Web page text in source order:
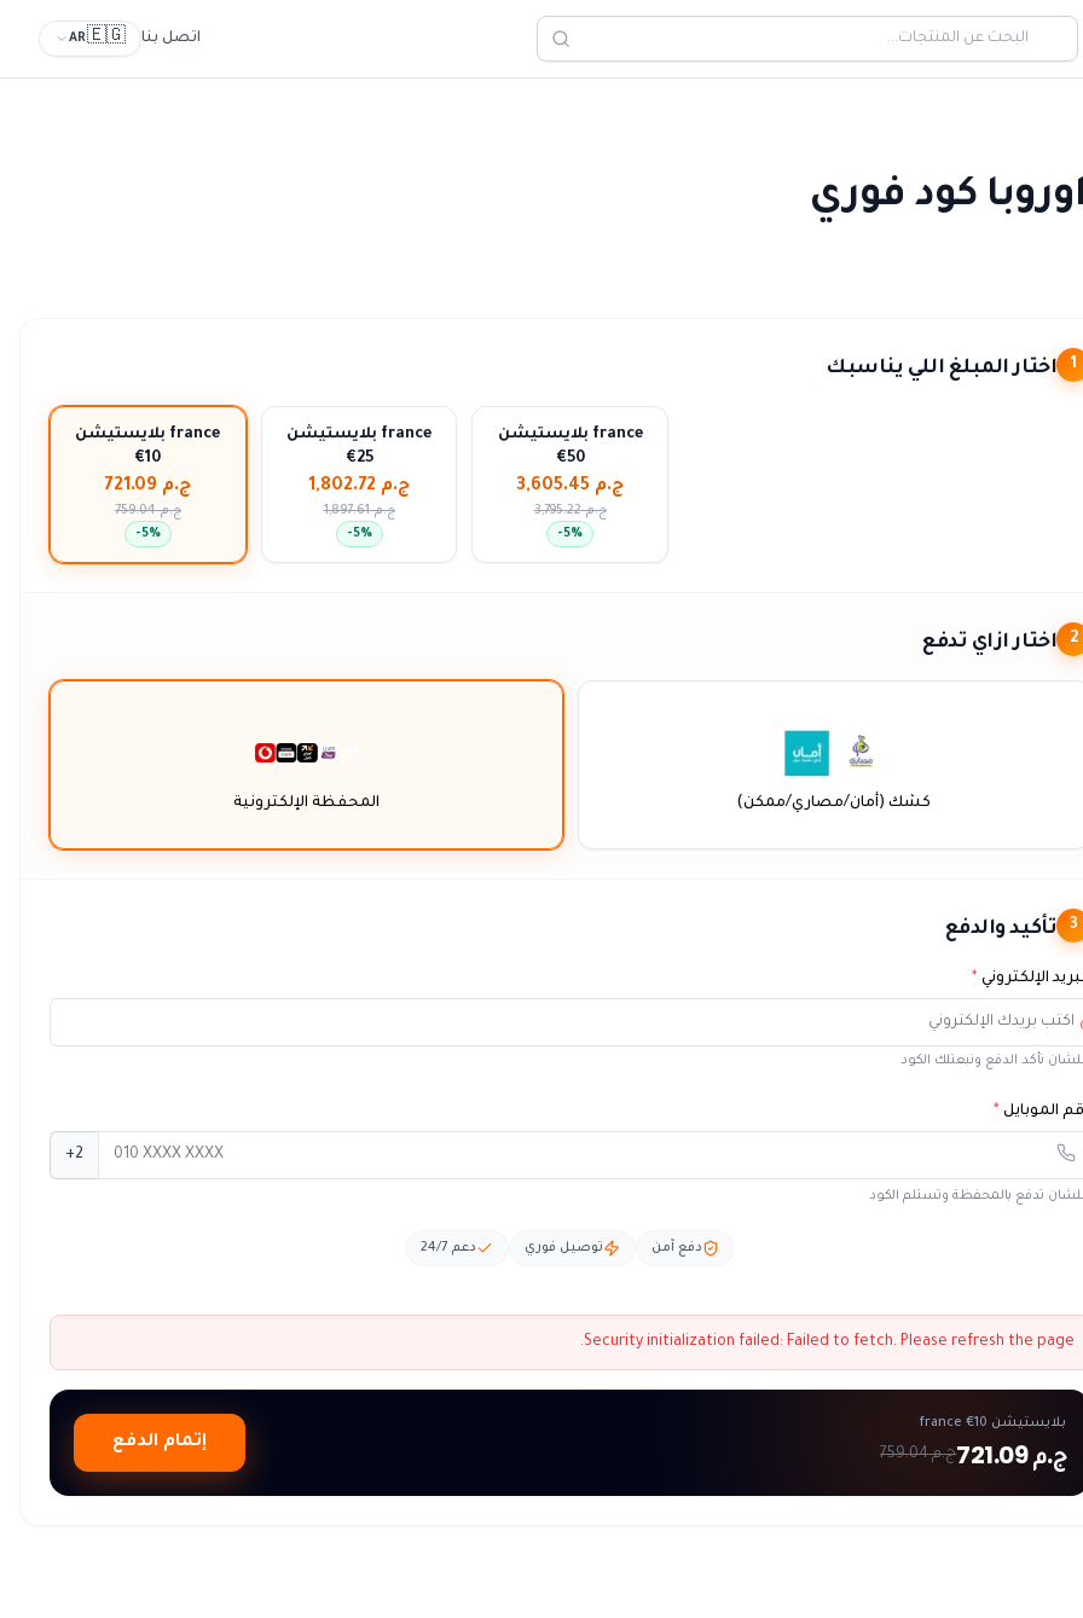
اتصل بنا 🇪🇬
AR
1 اختار المبلغ اللي يناسبك
بلايستيشن france
€10
ج.م 721.09
ج.م 759.04
-5%
بلايستيشن france
€25
ج.م 1,802.72
ج.م 1,897.61
-5%
بلايستيشن france
€50
ج.م 3,605.45
ج.م 3,795.22
-5%
2 اختار ازاي تدفع
المحفظة الإلكترونية كشك (أمان/مصاري/ممكن)
3 تأكيد والدفع
الإلكتروني *
نأكد الدفع ونبعتلك الكود
الموبايل *
+2
تدفع بالمحفظة وتستلم الكود
دفع آمن توصيل فوري دعم 24/7
Security initialization failed: Failed to fetch. Please refresh the page.
بلايستيشن france €10
ج.م 721.09 ج.م 759.04
إتمام الدفع